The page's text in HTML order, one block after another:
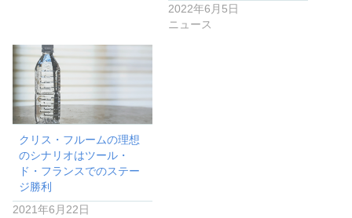
2022年6月5日
ニュース
クリス・フルームの理想
のシナリオはツール・
ド・フランスでのステー
ジ勝利
2021年6月22日